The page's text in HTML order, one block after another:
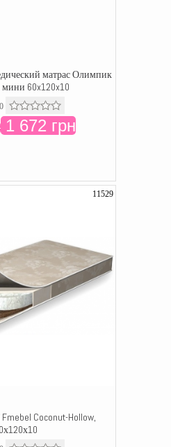
матрас Олимпик
мини 60x120x10
1 672 грн
11529
Coconut-Hollow,